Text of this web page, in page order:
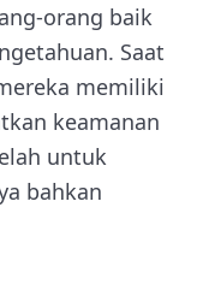
orang baik
Saat
memiliki
keamanan
untuk
bahkan